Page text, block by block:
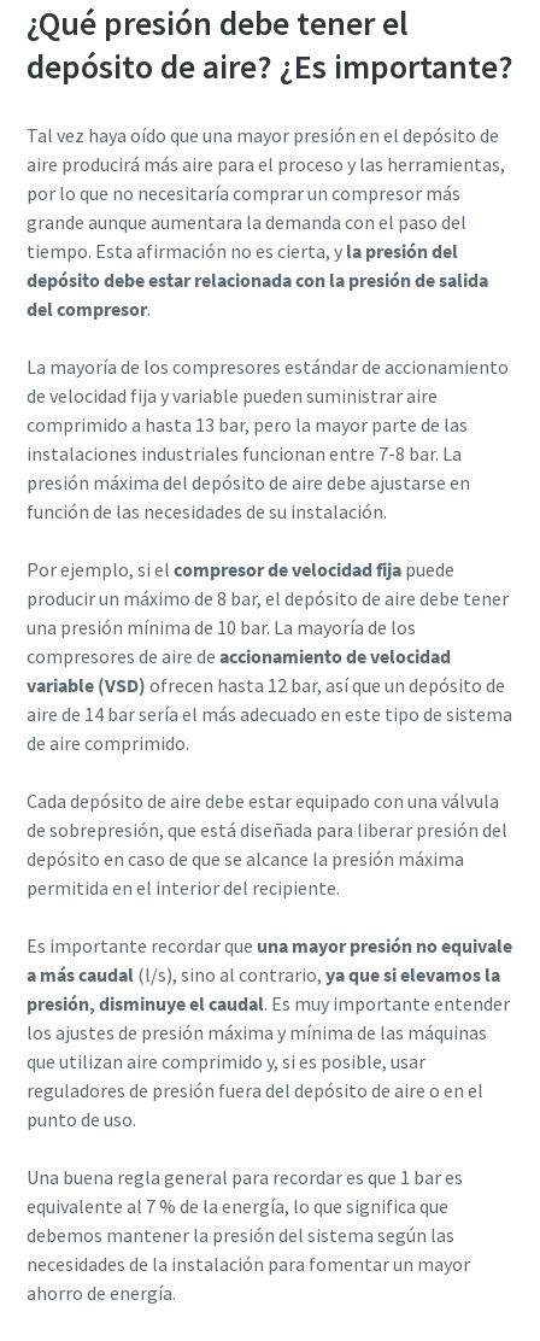
¿Qué presión debe tener el
depósito de aire? ¿Es importante?
Tal vez haya oído que una mayor presión en el depósito de
aire producirá más aire para el proceso y las herramientas,
por lo que no necesitaría comprar un compresor más
grande aunque aumentara la demanda con el paso del
tiempo. Esta afirmación no es cierta, y la presión del
depósito debe estar relacionada con la presión de salida
del compresor.
La mayoría de los compresores estándar de accionamiento
de velocidad fija y variable pueden suministrar aire
comprimido a hasta 13 bar, pero la mayor parte de las
instalaciones industriales funcionan entre 7-8 bar. La
presión máxima del depósito de aire debe ajustarse en
función de las necesidades de su instalación.
Por ejemplo, si el compresor de velocidad fijapuede
producir un máximo de 8 bar, el depósito de aire debe tener
una presión mínima de 10 bar. La mayoría de los
compresores de aire de accionamiento de velocidad
variable (VSD) ofrecen hasta 12 bar, así que un depósito de
aire de 14 bar sería el más adecuado en este tipo de sistema
de aire comprimido.
Cada depósito de aire debe estar equipado con una válvula
de sobrepresión, que está diseñada para liberar presión del
depósito en caso de que se alcance la presión máxima
permitida en el interior del recipiente.
Es importante recordar que una mayor presión no equivale
a más caudal(l/s), sino al contrario, ya que si elevamos la
presión, disminuye el caudal. Es muy importante entender
los ajustes de presión máxima y mínima de las máquinas
que utilizan aire comprimido y, si es posible, usar
reguladores de presión fuera del depósito de aire o en el
punto de uso.
Una buena regla general para recordar es que 1 bar es
equivalente al 7 % de la energía, lo que significa que
debemos mantener la presión del sistema según las
necesidades de la instalación para fomentar un mayor
ahorro de energía.